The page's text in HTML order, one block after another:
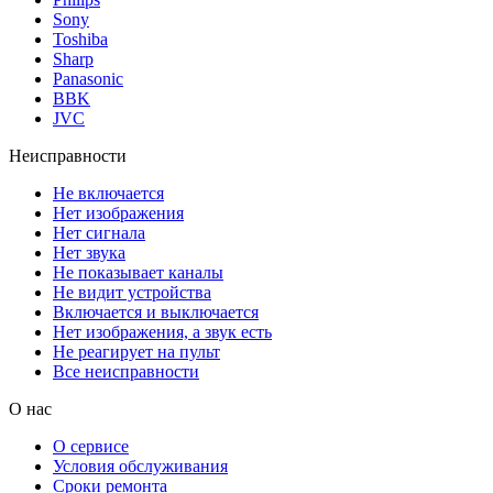
Sony
Toshiba
Sharp
Panasonic
BBK
JVC
Неисправности
Не включается
Нет изображения
Нет сигнала
Нет звука
Не показывает каналы
Не видит устройства
Включается и выключается
Нет изображения, а звук есть
Не реагирует на пульт
Все неисправности
О нас
О сервисе
Условия обслуживания
Сроки ремонта